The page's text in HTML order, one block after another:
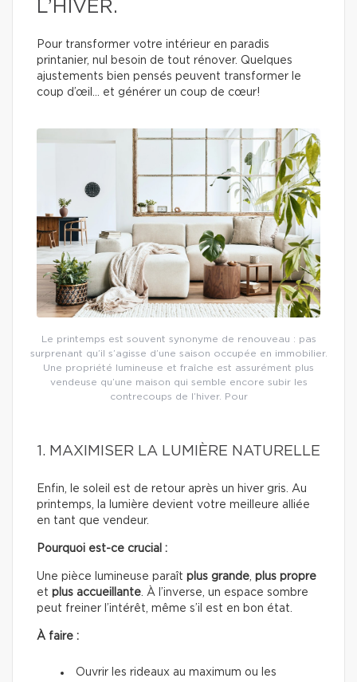
L’HIVER.
Pour transformer votre intérieur en paradis
printanier, nul besoin de tout rénover. Quelques
ajustements bien pensés peuvent transformer le
coup d’œil… et générer un coup de cœur!
Le printemps est souvent synonyme de renouveau : pas
surprenant qu’il s’agisse d’une saison occupée en immobilier.
Une propriété lumineuse et fraîche est assurément plus
vendeuse qu’une maison qui semble encore subir les
contrecoups de l’hiver. Pour
1. MAXIMISER LA LUMIÈRE NATURELLE
Enfin, le soleil est de retour après un hiver gris. Au
printemps, la lumière devient votre meilleure alliée
en tant que vendeur.
Pourquoi est-ce crucial :
Une pièce lumineuse paraît plus grande, plus propre
et plus accueillante. À l’inverse, un espace sombre
peut freiner l’intérêt, même s’il est en bon état.
À faire :
Ouvrir les rideaux au maximum ou les